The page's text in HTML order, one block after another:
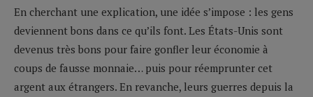
En cherchant une explication, une idée s’impose : les gens
deviennent bons dans ce qu’ils font. Les États-Unis sont
devenus très bons pour faire gonfler leur économie à
coups de fausse monnaie… puis pour réemprunter cet
argent aux étrangers. En revanche, leurs guerres depuis la